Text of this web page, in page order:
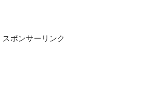
スポンサーリンク